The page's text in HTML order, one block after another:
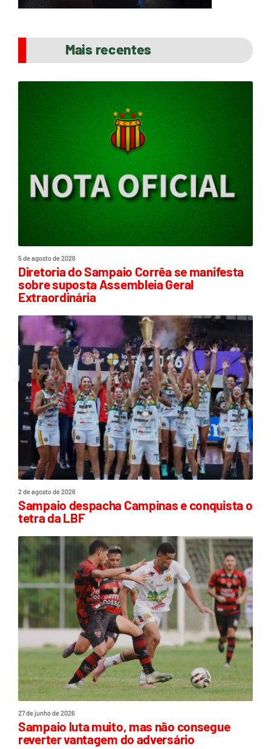
Mais recentes
5 de agosto de 2026
Diretoria do Sampaio Corrêa se manifesta
sobre suposta Assembleia Geral
Extraordinária
2 de agosto de 2026
Sampaio despacha Campinas e conquista o
tetra da LBF
27 de junho de 2026
Sampaio luta muito, mas não consegue
reverter vantagem do adversário